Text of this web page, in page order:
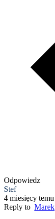
Odpowiedz
Stef
4 miesięcy temu
Reply to Marek